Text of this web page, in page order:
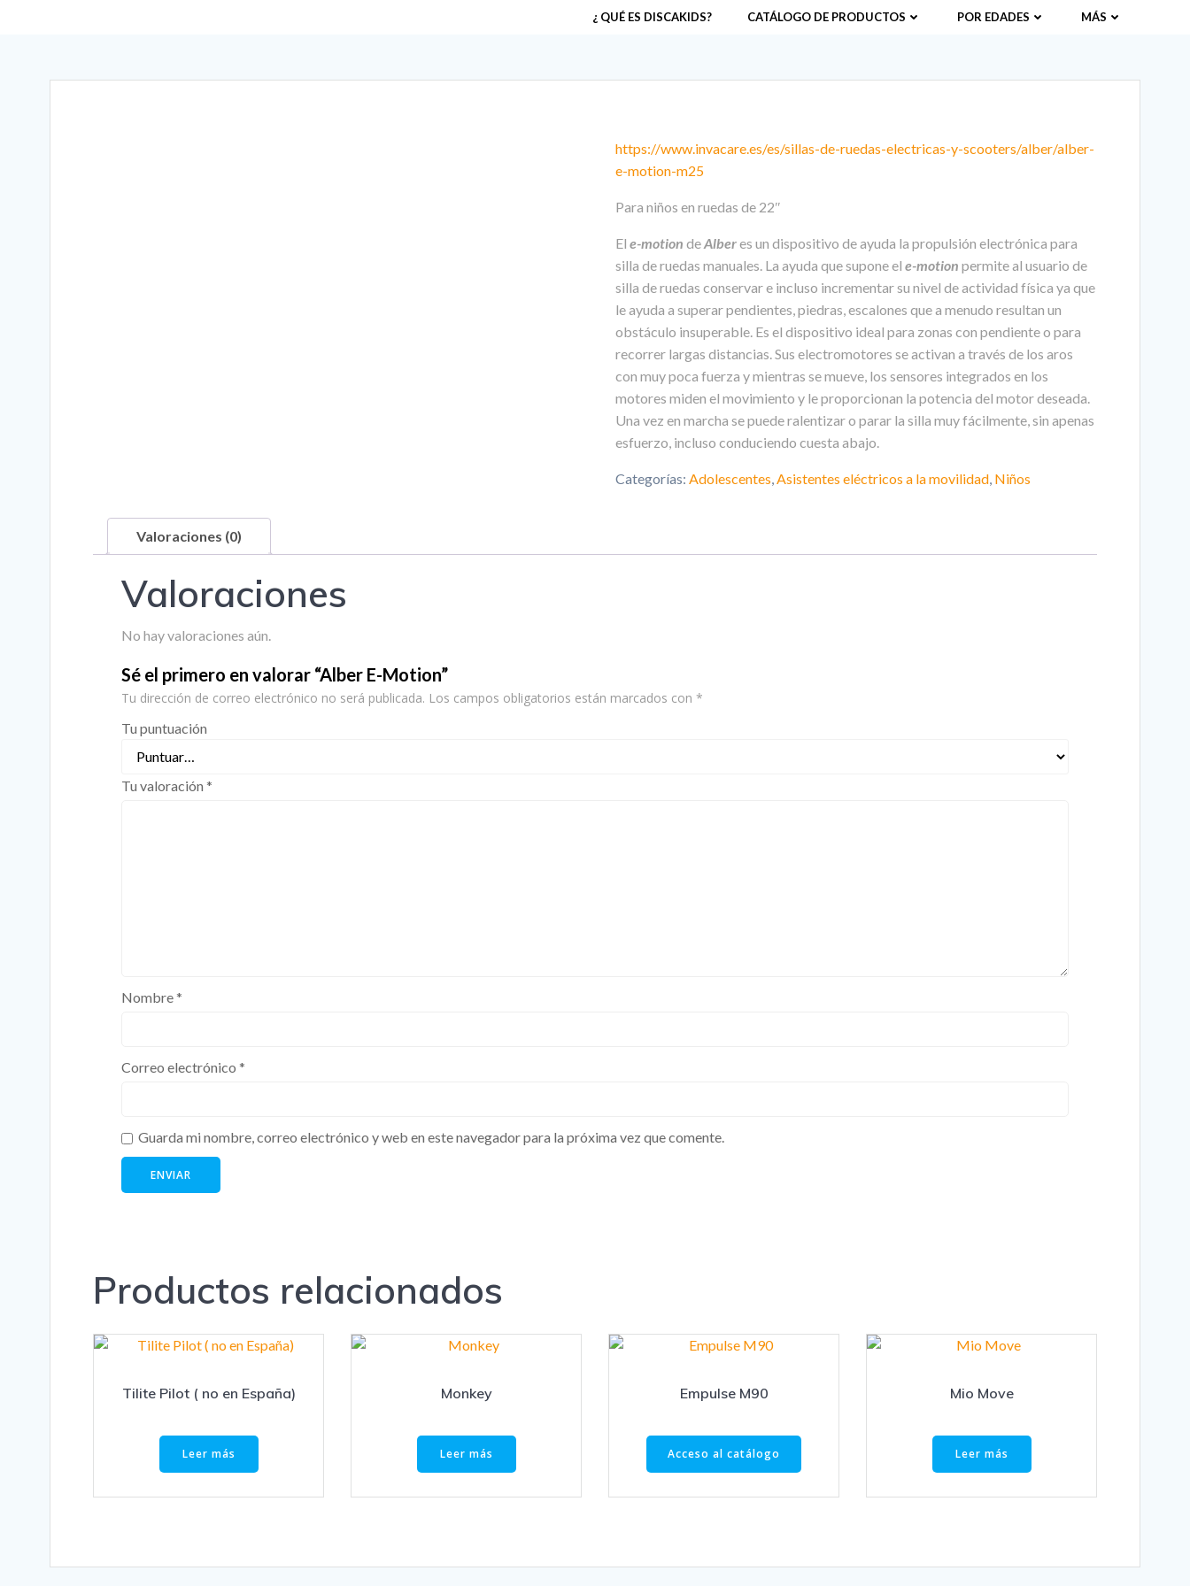
¿ QUÉ ES DISCAKIDS? CATÁLOGO DE PRODUCTOS POR EDADES MÁS
https://www.invacare.es/es/sillas-de-ruedas-electricas-y-scooters/alber/alber-
e-motion-m25
Para niños en ruedas de 22″
El e-motion deAlberes un dispositivo de ayuda la propulsión electrónica para
silla de ruedas manuales. La ayuda que supone el e-motion permite al usuario de
silla de ruedas conservar e incluso incrementar su nivel de actividad física ya que
le ayuda a superar pendientes, piedras, escalones que a menudo resultan un
obstáculo insuperable. Es el dispositivo ideal para zonas con pendiente o para
recorrer largas distancias. Sus electromotores se activan a través de los aros
con muy poca fuerza y mientras se mueve, los sensores integrados en los
motores miden el movimiento y le proporcionan la potencia del motor deseada.
Una vez en marcha se puede ralentizar o parar la silla muy fácilmente, sin apenas
esfuerzo, incluso conduciendo cuesta abajo.
Categorías: Adolescentes,Asistentes eléctricos a la movilidad, Niños
Valoraciones (0)
Valoraciones
No hay valoraciones aún.
Sé el primero en valorar “Alber E-Motion”
Tu dirección de correo electrónico no será publicada. Los campos obligatorios están marcados con *
Tu puntuación
Tu valoración *
Nombre*
Correo electrónico *
Guarda mi nombre, correo electrónico y web en este navegador para la próxima vez que comente.
Productos relacionados
Tilite Pilot ( no en España)
Leer más
Monkey
Leer más
Empulse M90
Acceso al catálogo
Mio Move
Leer más